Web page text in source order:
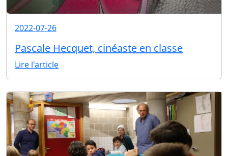
2022-07-26
Pascale Hecquet, cinéaste en classe
Lire l'article